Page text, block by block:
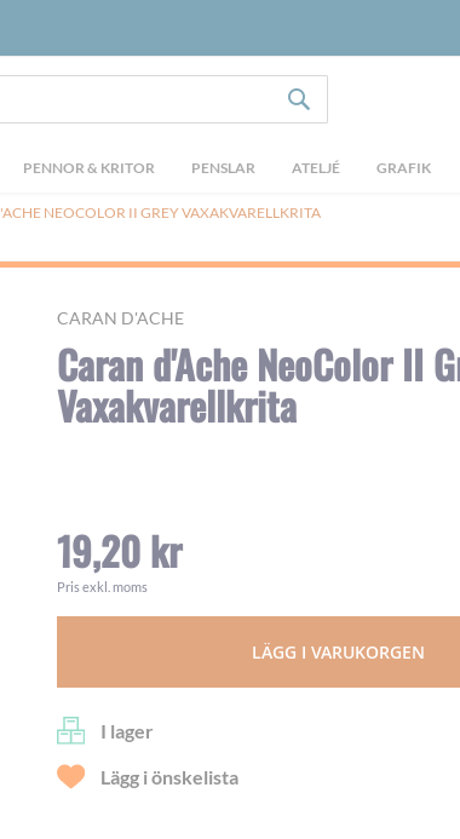
PENNOR & KRITOR PENSLAR ATELJÉ GRAFIK
NEOCOLOR II GREY VAXAKVARELLKRITA
CARAN D'ACHE
Caran d'Ache NeoColor II
Vaxakvarellkrita
19,20 kr
Pris exkl. moms
LÄGG I VARUKORGEN
I lager
Lägg i önskelista